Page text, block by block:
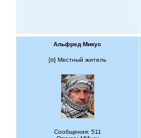
Альфред Микус
[ ] Местный житель
Сообщения: 511